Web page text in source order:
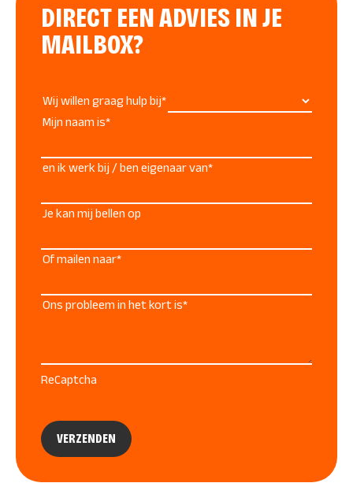
Chelsey
DIRECT EEN ADVIES IN JE
MAILBOX?
Wij willen graag hulp bij*
Mijn naam is*
en ik werk bij / ben eigenaar van*
Je kan mij bellen op
Of mailen naar*
Ons probleem in het kort is*
ReCaptcha